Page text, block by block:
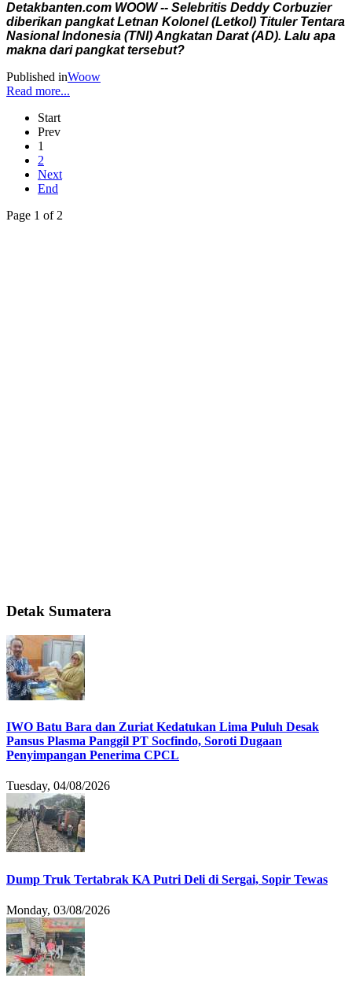
Detakbanten.com WOOW -- Selebritis Deddy Corbuzier
diberikan pangkat Letnan Kolonel (Letkol) Tituler Tentara
Nasional Indonesia (TNI) Angkatan Darat (AD). Lalu apa
makna dari pangkat tersebut?
Published inWoow
Read more...
Start
Prev
1
2
Next
End
Page 1 of 2
Detak Sumatera
IWO Batu Bara dan Zuriat Kedatukan Lima Puluh Desak
Pansus Plasma Panggil PT Socfindo, Soroti Dugaan
Penyimpangan Penerima CPCL
Tuesday, 04/08/2026
Dump Truk Tertabrak KA Putri Deli di Sergai, Sopir Tewas
Monday, 03/08/2026